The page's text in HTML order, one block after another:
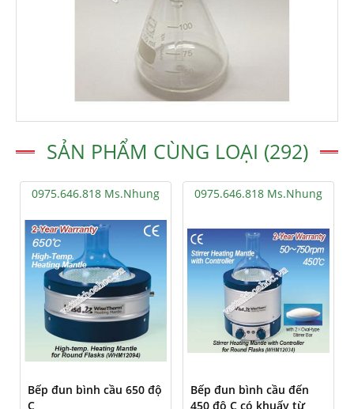
SẢN PHẨM CÙNG LOẠI (292)
0975.646.818 Ms.Nhung
Bếp đun bình cầu 650 độ
C
0975.646.818 Ms.Nhung
Bếp đun bình cầu đến
450 độ C có khuấy từ